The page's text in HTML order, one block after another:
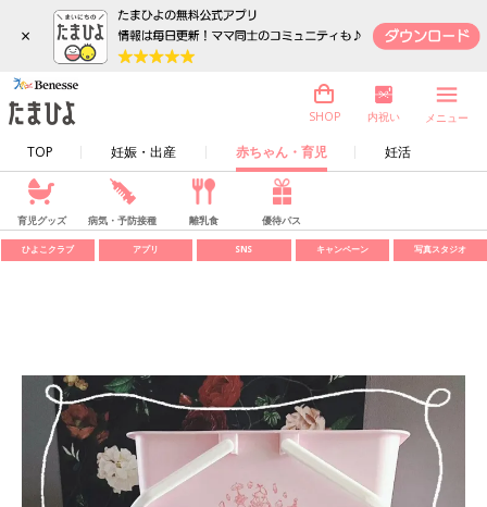
×
TOP 妊娠・出産 赤ちゃん・育児 妊活
SHOP 内祝い メニュー
育児グッズ 病気・予防接種 離乳食 優待パス
ひよこクラブ アプリ SNS キャンペーン 写真スタジオ